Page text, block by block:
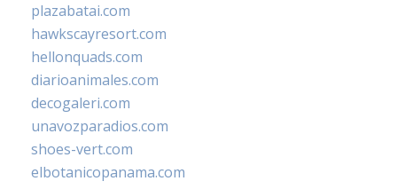
plazabatai.com
hawkscayresort.com
hellonquads.com
diarioanimales.com
decogaleri.com
unavozparadios.com
shoes-vert.com
elbotanicopanama.com